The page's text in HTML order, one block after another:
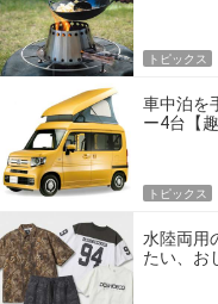
トピックス
車中泊を
ー4台【
トピックス
水陸両用
たい、お